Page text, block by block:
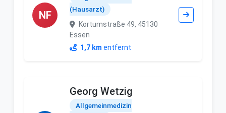
NF
(Hausarzt)
Kortumstraße 49, 45130
Essen
1,7 km entfernt
Georg Wetzig
Allgemeinmedizin